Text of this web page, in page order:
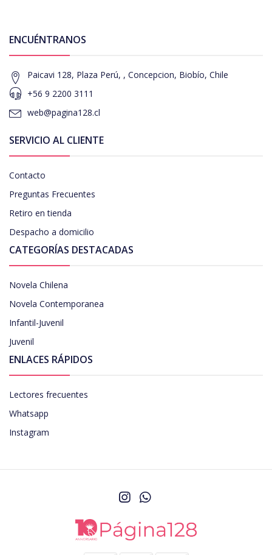
ENCUÉNTRANOS
Paicavi 128, Plaza Perú, , Concepcion, Biobío, Chile
+56 9 2200 3111
web@pagina128.cl
SERVICIO AL CLIENTE
Contacto
Preguntas Frecuentes
Retiro en tienda
Despacho a domicilio
CATEGORÍAS DESTACADAS
Novela Chilena
Novela Contemporanea
Infantil-Juvenil
Juvenil
ENLACES RÁPIDOS
Lectores frecuentes
Whatsapp
Instagram